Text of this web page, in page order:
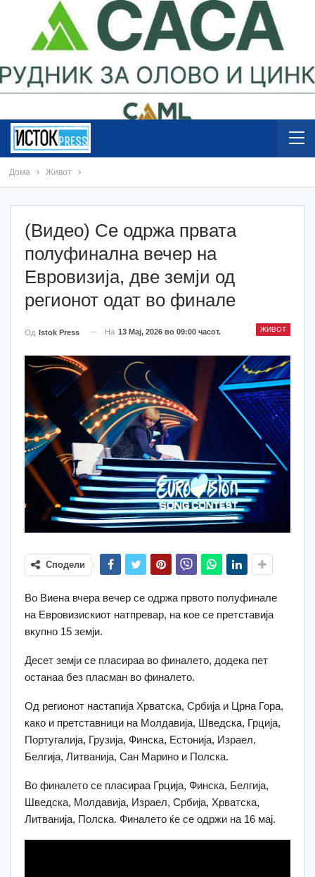
Дома Живот
(Видео) Се одржа првата
полуфинална вечер на
Евровизија, две земји од
регионот одат во финале
ЖИВОТ
Од Istok Press На 13 Мај, 2026 во 09:00 часот.
Сподели
Во Виена вчера вечер се одржа првото полуфинале
на Евровизискиот натпревар, на кое се претставија
вкупно 15 земји.
Десет земји се пласираа во финалето, додека пет
останаа без пласман во финалето.
Од регионот настапија Хрватска, Србија и Црна Гора,
како и претставници на Молдавија, Шведска, Грција,
Португалија, Грузија, Финска, Естонија, Израел,
Белгија, Литванија, Сан Марино и Полска.
Во финалето се пласираа Грција, Финска, Белгија,
Шведска, Молдавија, Израел, Србија, Хрватска,
Литванија, Полска. Финалето ќе се одржи на 16 мај.